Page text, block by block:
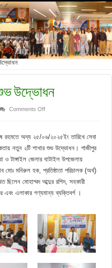
শুভ উদ্ভোধন
Comments Offon
শাখার
শুভ
উদ্ভোধন
অদ্য ২৫/০৬/২০২৫ইং তারিখে সেবা
নতুন ২টি শাখার শুভ উদ্ভোধন। গাজীপুর
ও টাঙ্গাইল জেলার ঘাটাইল উপজেলায়
মনিরুল হক, প্রতিষ্ঠাতা পরিচালক (অর্থ)
মোহাম্মদ আব্দুর রশিদ, সহকারী
এবং এলাকার গণ্যমান্য ব্যক্তিবর্গ ।